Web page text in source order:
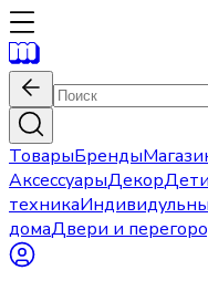
ТоварыБренды
АксессуарыДекорДети
техника
домаДвери и